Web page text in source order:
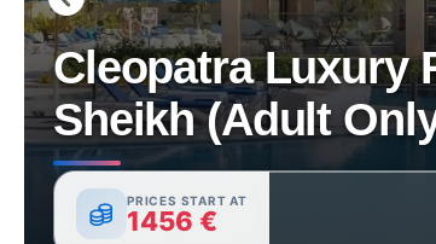
Cleopatra Luxury
Sheikh (Adult
PRICES START AT
1456 €